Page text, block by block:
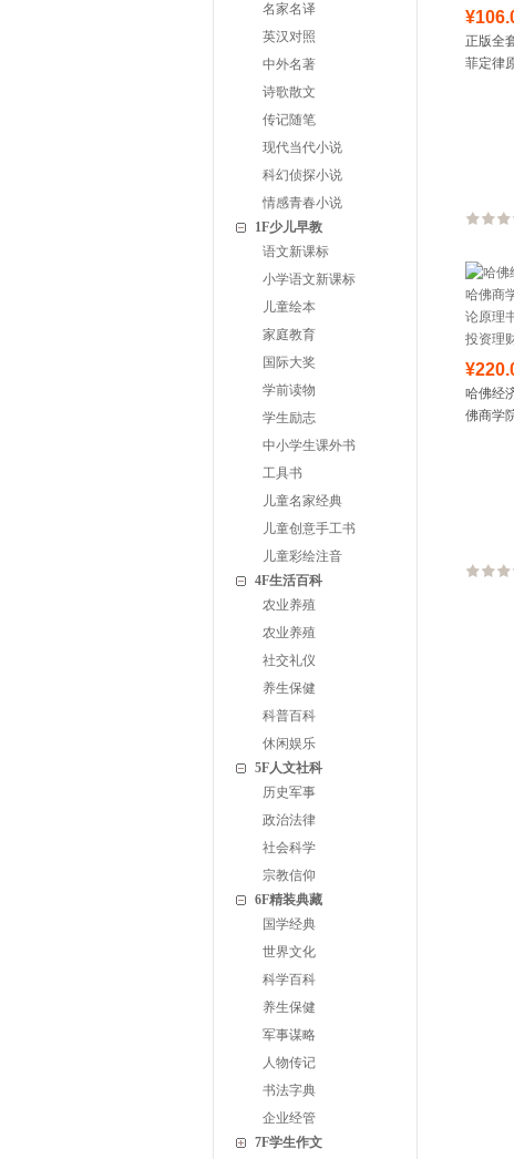
名家名译
英汉对照
中外名著
诗歌散文
传记随笔
现代当代小说
科幻侦探小说
情感青春小说
1F少儿早教
语文新课标
小学语文新课标
儿童绘本
家庭教育
国际大奖
学前读物
学生励志
中小学生课外书
工具书
儿童名家经典
儿童创意手工书
儿童彩绘注音
4F生活百科
农业养殖
农业养殖
社交礼仪
养生保健
科普百科
休闲娱乐
5F人文社科
历史军事
政治法律
社会科学
宗教信仰
6F精装典藏
国学经典
世界文化
科学百科
养生保健
军事谋略
人物传记
书法字典
企业经管
7F学生作文
正版全
菲定律
哈佛经
佛商学